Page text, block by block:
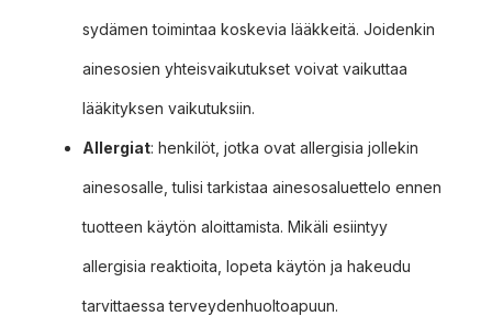
sydämen toimintaa koskevia lääkkeitä. Joidenkin
ainesosien yhteisvaikutukset voivat vaikuttaa
lääkityksen vaikutuksiin.
Allergiat: henkilöt, jotka ovat allergisia jollekin
ainesosalle, tulisi tarkistaa ainesosaluettelo ennen
tuotteen käytön aloittamista. Mikäli esiintyy
allergisia reaktioita, lopeta käytön ja hakeudu
tarvittaessa terveydenhuoltoapuun.